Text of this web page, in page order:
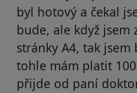
byl hotový a čekal
bude, ale když jsem
stránky A4, tak jsem
tohle mám platit
přijde od paní